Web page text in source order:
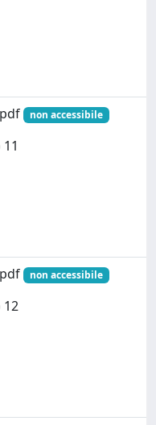
non accessibile
non accessibile
12